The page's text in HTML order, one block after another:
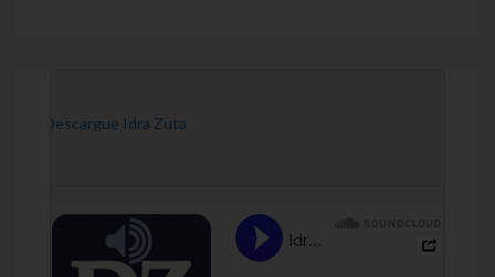
[Descargue Idra Zuta